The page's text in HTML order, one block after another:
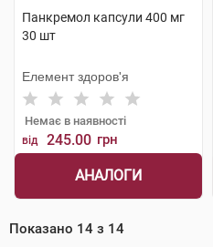
Панкремол капсули 400 мг
30 шт
Елемент здоров'я
Немає в наявності
від 245.00 грн
АНАЛОГИ
Показано 14 з 14